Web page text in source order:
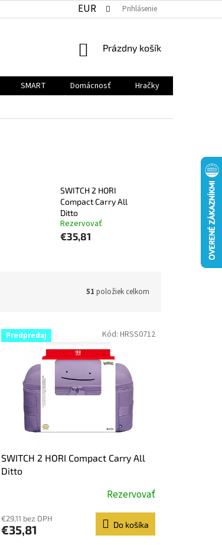
EUR Prihlásenie
NÁKUPNÝ
Prázdny košík
SMART Domácnosť
Hračky
SWITCH 2 HORI
Compact Carry All
Ditto
Rezervovať
€35,81
51 položiek celkom
Predpredaj
SWITCH 2 HORI Compact Carry All
Ditto
Rezervovať
€29,11 bez DPH
€35,81 Do košíka
Kód: HRSS0712